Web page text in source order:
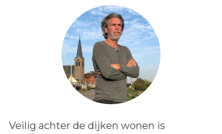
Lees het bericht:
Veilig achter de dijken wonen is